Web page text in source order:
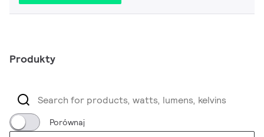
Produkty
Porównaj